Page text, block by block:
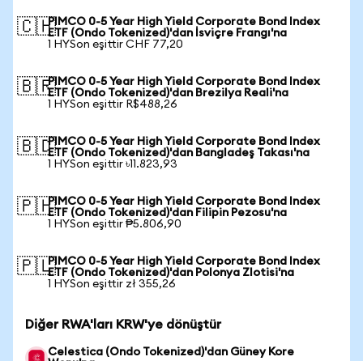
🇨🇭PIMCO 0-5 Year High Yield Corporate Bond Index
ETF (Ondo Tokenized)'dan İsviçre Frangı'na
1 HYSon eşittir CHF 77,20
🇧🇷PIMCO 0-5 Year High Yield Corporate Bond Index
ETF (Ondo Tokenized)'dan Brezilya Reali'na
1 HYSon eşittir R$488,26
🇧🇩PIMCO 0-5 Year High Yield Corporate Bond Index
ETF (Ondo Tokenized)'dan Bangladeş Takası'na
1 HYSon eşittir ৳11.823,93
🇵🇭PIMCO 0-5 Year High Yield Corporate Bond Index
ETF (Ondo Tokenized)'dan Filipin Pezosu'na
1 HYSon eşittir ₱5.806,90
🇵🇱PIMCO 0-5 Year High Yield Corporate Bond Index
ETF (Ondo Tokenized)'dan Polonya Zlotisi'na
1 HYSon eşittir zł 355,26
Diğer RWA'ları KRW'ye dönüştür
Celestica (Ondo Tokenized)'dan Güney Kore